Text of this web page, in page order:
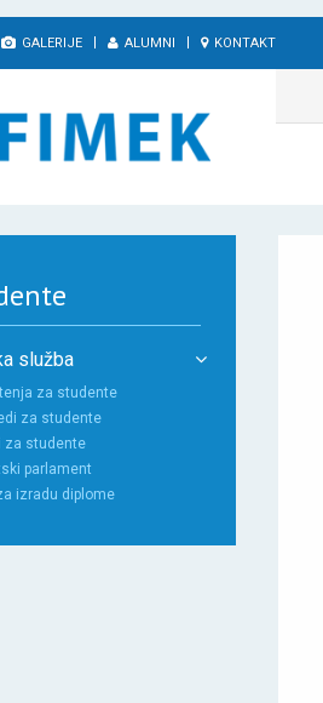
GALERIJE ALUMNI KONTAKT
služba
za studente
za studente
za studente
parlament
izradu diplome